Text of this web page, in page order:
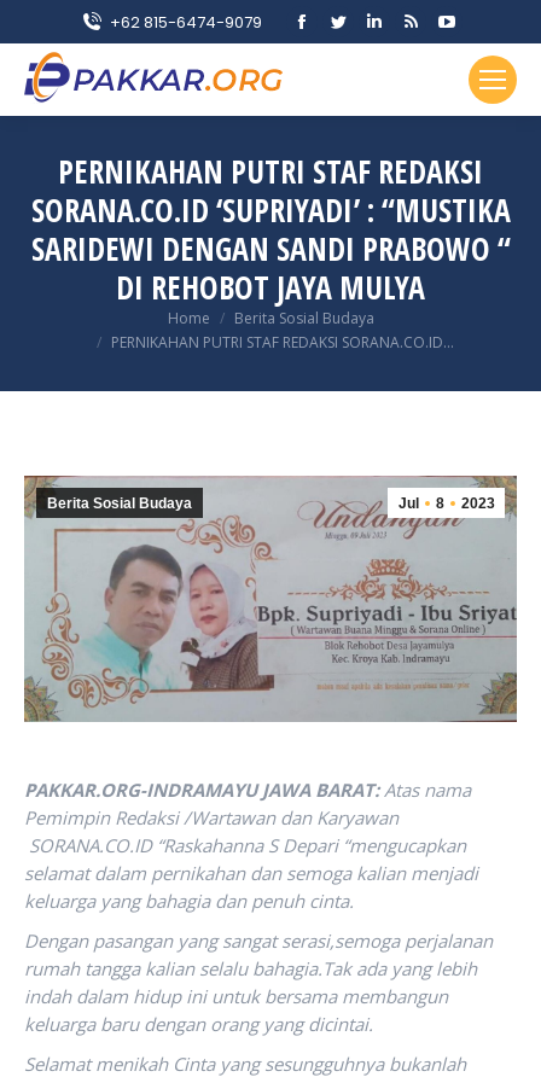
+62 815-6474-9079
Facebook
in
window
Twitter
in
window
Linkedin
in
window
Rss
opens
in
window
YouTube
page
opens
in
window
PERNIKAHAN PUTRI STAF REDAKSI
SORANA.CO.ID ‘SUPRIYADI’ : “MUSTIKA
SARIDEWI DENGAN SANDI PRABOWO “
DI REHOBOT JAYA MULYA
Home
Berita Sosial Budaya
PERNIKAHAN PUTRI STAF REDAKSI SORANA.CO.ID…
Jul 8 2023
Berita Sosial Budaya
PAKKAR.ORG-INDRAMAYU JAWA BARAT:Atas nama
Pemimpin Redaksi /Wartawan dan Karyawan
SORANA.CO.ID “Raskahanna S Depari “mengucapkan
selamat dalam pernikahan dan semoga kalian menjadi
keluarga yang bahagia dan penuh cinta.
Dengan pasangan yang sangat serasi,semoga perjalanan
rumah tangga kalian selalu bahagia.Tak ada yang lebih
indah dalam hidup ini untuk bersama membangun
keluarga baru dengan orang yang dicintai.
Selamat menikah Cinta yang sesungguhnya bukanlah